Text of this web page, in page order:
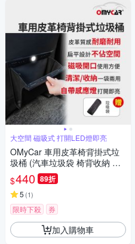
大空間 磁吸式 打開LED燈即亮
OMyCar 車用皮革椅背掛式垃
圾桶 (汽車垃圾袋 椅背收納 後
座垃圾桶 置物袋架 車用垃圾
桶)
$440 89折
5 (1)
限時下殺 券
加入購物車